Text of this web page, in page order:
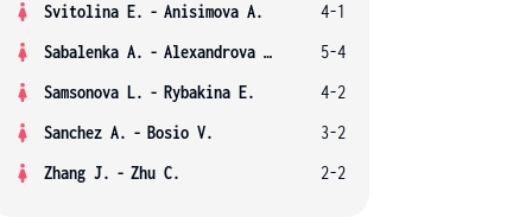
Svitolina E. - Anisimova A.
4-1
Sabalenka A. - Alexandrova E.
5-4
Samsonova L. - Rybakina E.
4-2
Sanchez A. - Bosio V.
3-2
Zhang J. - Zhu C. 2-2